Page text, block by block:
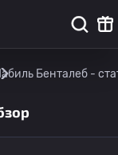
Бенталеб -